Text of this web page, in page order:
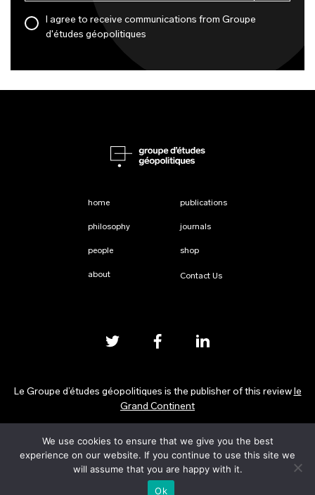
I agree to receive communications from Groupe
d'études géopolitiques
home
philosophy
people
about
publications
journals
shop
Contact Us
Le Groupe d’études géopolitiques is the publisher of this review le
Grand Continent
Privacy Policy
We use cookies to ensure that we give you the best
experience on our website. If you continue to use this site we
will assume that you are happy with it.
Ok